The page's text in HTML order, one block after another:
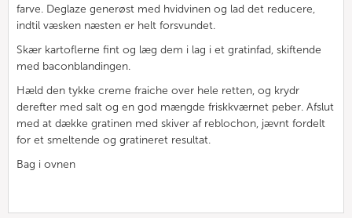
farve. Deglaze generøst med hvidvinen og lad det reducere,
indtil væsken næsten er helt forsvundet.
Skær kartoflerne fint og læg dem i lag i et gratinfad, skiftende
med baconblandingen.
Hæld den tykke creme fraiche over hele retten, og krydr
derefter med salt og en god mængde friskkværnet peber. Afslut
med at dække gratinen med skiver af reblochon, jævnt fordelt
for et smeltende og gratineret resultat.
Bag i ovnen